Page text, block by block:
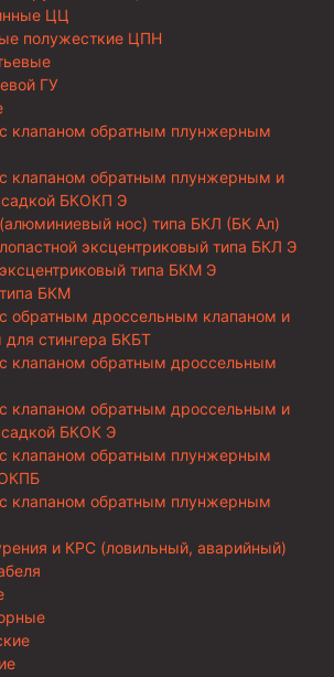
ЦЦ
полужесткие ЦПН
ГУ
клапаном обратным плунжерным
клапаном обратным плунжерным и
БКОКП Э
нос) типа БКЛ (БК Ал)
эксцентриковый типа БКЛ Э
типа БКМ Э
БКМ
обратным дроссельным клапаном и
стингера БКБТ
клапаном обратным дроссельным
клапаном обратным дроссельным и
БКОК Э
клапаном обратным плунжерным
клапаном обратным плунжерным
и КРС (ловильный, аварийный)